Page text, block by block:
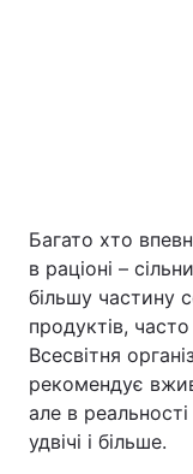
Багато хто
в раціоні –
більшу частину
продуктів,
Всесвітня
рекомендує
але в
удвічі і більше.